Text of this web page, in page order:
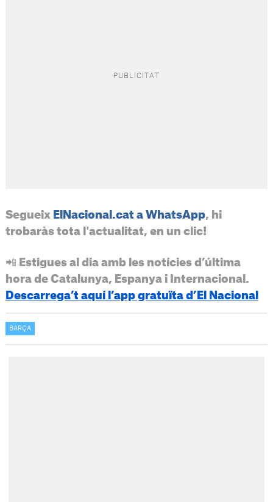
Segueix ElNacional.cat a WhatsApp, hi
trobaràs tota l'actualitat, en un clic!
📲 Estigues al dia amb les notícies d’última
hora de Catalunya, Espanya i Internacional.
Descarrega’t aquí l’app gratuïta d’El Nacional
BARÇA